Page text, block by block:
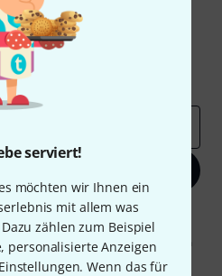
serviert!
möchten wir Ihnen ein
mit allem was
zählen zum Beispiel
personalisierte Anzeigen
Wenn das für
Newsletter
und gewinne mit
Deals
stimmen Sie dem Erhalt von E-Mail-
E-Mail-Nutzungsverhaltens zu. Die
Weitere Informationen finden Sie in